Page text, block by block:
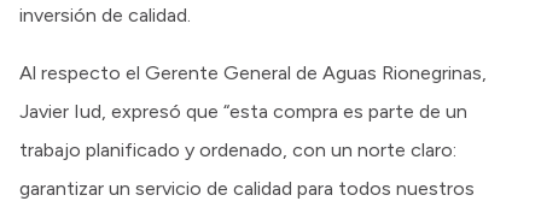
inversión de calidad.
Al respecto el Gerente General de Aguas Rionegrinas,
Javier Iud, expresó que “esta compra es parte de un
trabajo planificado y ordenado, con un norte claro:
garantizar un servicio de calidad para todos nuestros